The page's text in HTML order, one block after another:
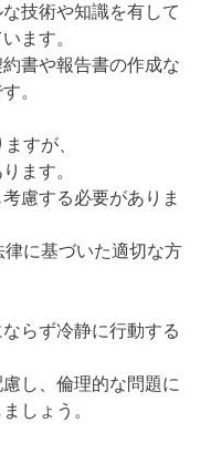
技術や知識を有して
ます。
書や報告書の作成な
。
すが、
ます。
慮する必要がありま
に基づいた適切な方
らず冷静に行動する
し、倫理的な問題に
しょう。